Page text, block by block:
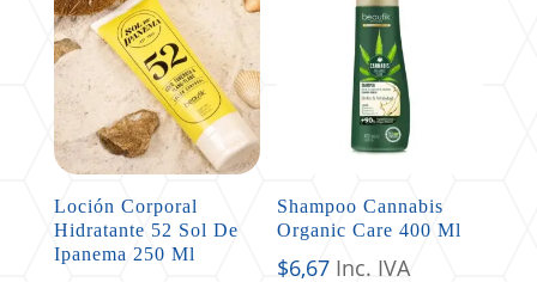
Loción Corporal
Hidratante 52 Sol De
Ipanema 250 Ml
Shampoo Cannabis
Organic Care 400 Ml
$6,67 Inc. IVA